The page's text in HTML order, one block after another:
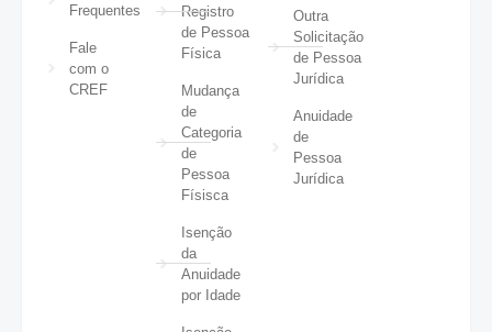
Frequentes
Fale
com o
CREF
Registro
de Pessoa
Física
Mudança
de
Categoria
de
Pessoa
Físisca
Isenção
da
Anuidade
por Idade
Outra
Solicitação
de Pessoa
Jurídica
Anuidade
de
Pessoa
Jurídica